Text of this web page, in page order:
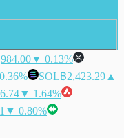
▼ 0.13%
SOL฿2,423.29 ▲
▼ 1.64%
▼ 0.80%